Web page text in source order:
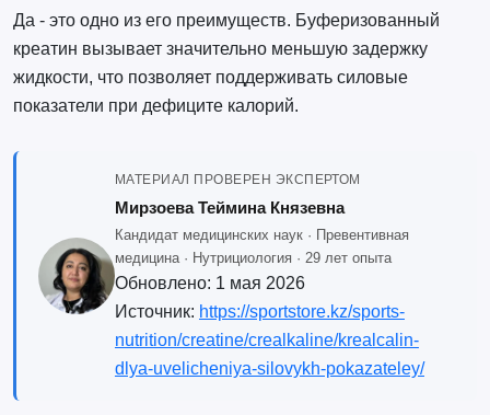
Да - это одно из его преимуществ. Буферизованный
креатин вызывает значительно меньшую задержку
жидкости, что позволяет поддерживать силовые
показатели при дефиците калорий.
МАТЕРИАЛ ПРОВЕРЕН ЭКСПЕРТОМ
Мирзоева Теймина Князевна
Кандидат медицинских наук · Превентивная
медицина · Нутрициология · 29 лет опыта
Обновлено: 1 мая 2026
Источник: https://sportstore.kz/sports-
nutrition/creatine/crealkaline/krealcalin-
dlya-uvelicheniya-silovykh-pokazateley/